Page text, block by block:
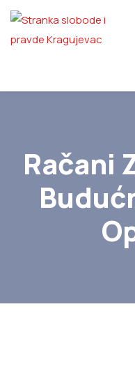
Račani